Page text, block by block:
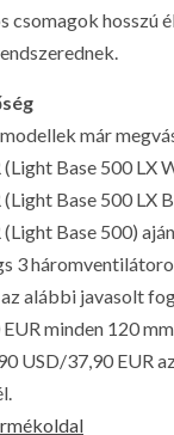
csomagok hosszú
már
Base 500 LX
Base 500 LX
(Light Base 500)
3
alábbi javasolt
minden 120
USD/37,90 EUR